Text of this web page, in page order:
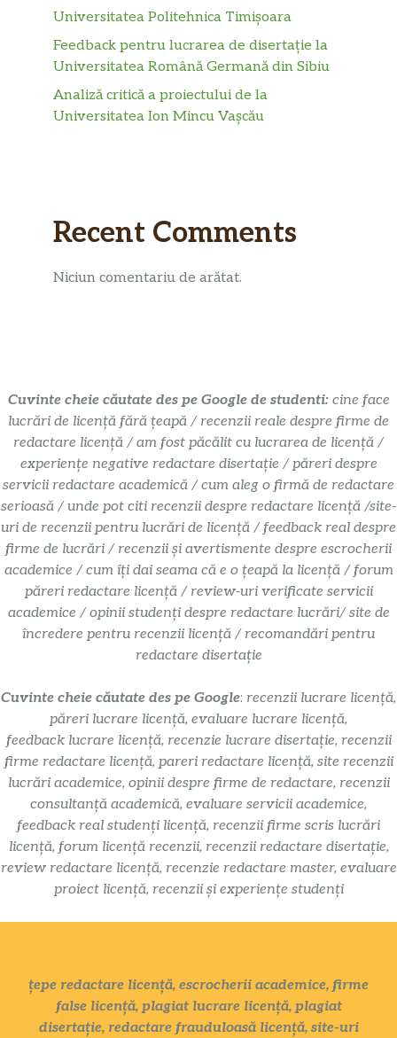
Universitatea Politehnica Timișoara
Feedback pentru lucrarea de disertație la
Universitatea Română Germană din Sibiu
Analiză critică a proiectului de la
Universitatea Ion Mincu Vașcău
Recent Comments
Niciun comentariu de arătat.
Cuvinte cheie căutate des pe Google de studenti: cine face
lucrări de licență fără țeapă / recenzii reale despre firme de
redactare licență / am fost păcălit cu lucrarea de licență /
experiențe negative redactare disertație / păreri despre
servicii redactare academică / cum aleg o firmă de redactare
serioasă / unde pot citi recenzii despre redactare licență /site-
uri de recenzii pentru lucrări de licență / feedback real despre
firme de lucrări / recenzii și avertismente despre escrocherii
academice / cum îți dai seama că e o țeapă la licență / forum
păreri redactare licență / review-uri verificate servicii
academice / opinii studenți despre redactare lucrări/ site de
încredere pentru recenzii licență / recomandări pentru
redactare disertație
Cuvinte cheie căutate des pe Google: recenzii lucrare licență,
păreri lucrare licență, evaluare lucrare licență,
feedback lucrare licență, recenzie lucrare disertație, recenzii
firme redactare licență, pareri redactare licență, site recenzii
lucrări academice, opinii despre firme de redactare, recenzii
consultanță academică, evaluare servicii academice,
feedback real studenți licență, recenzii firme scris lucrări
licență, forum licență recenzii, recenzii redactare disertație,
review redactare licență, recenzie redactare master, evaluare
proiect licență, recenzii și experiențe studenți
țepe redactare licență, escrocherii academice, firme
false licență, plagiat lucrare licență, plagiat
disertație, redactare frauduloasă licență, site-uri